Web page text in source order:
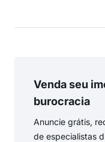
Venda seu
burocracia
Anuncie grátis,
de especialistas